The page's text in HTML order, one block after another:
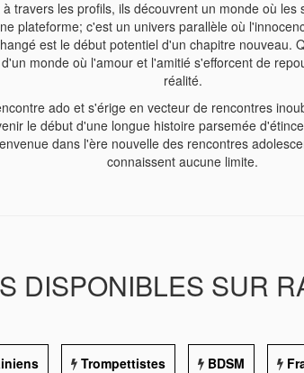
travers les profils, ils découvrent un monde où
plateforme; c'est un univers parallèle où
est le début potentiel d'un chapitre
monde où l'amour et l'amitié s'efforcent de
réalité.
ado et s'érige en vecteur de rencontres
le début d'une longue histoire parsemée
dans l'ère nouvelle des rencontres
connaissent aucune limite.
DISPONIBLES SUR
Trompettistes BDSM